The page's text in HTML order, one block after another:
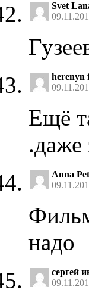
Svet
herenyn
Ещё
.даже
Anna
надо
сергей